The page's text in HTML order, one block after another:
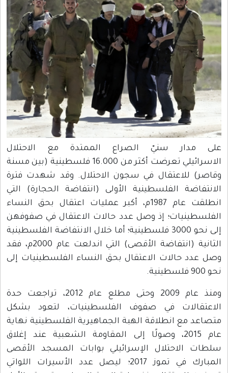
الممتدة مع الاحتلال
الاسرائيلي تعرضت أكثر من 16.000 فلسطينية (بين مسنة
الاحتلال. وقد شهدت فترة
(انتفاضة الحجارة) التي
1987م، أكبر عمليات اعتقال بحق النساء
حالات الاعتقال في صفوفهن
أما خلال الانتفاضة الفلسطينية
الثانية (انتفاضة الأقصى) التي اندلعت عام 2000م، فقد
النساء الفلسطينيات إلى
ومنذ عام 2009 وحتى مطلع عام 2012، تراجعت حدة
لتعود بشكل
الفلسطينية نهاية
المقاومة الشعبية عند إغلاق
بوابات المسجد الأقصى
في تموز 2017؛ ليصل عدد الأسيرات اللواتي